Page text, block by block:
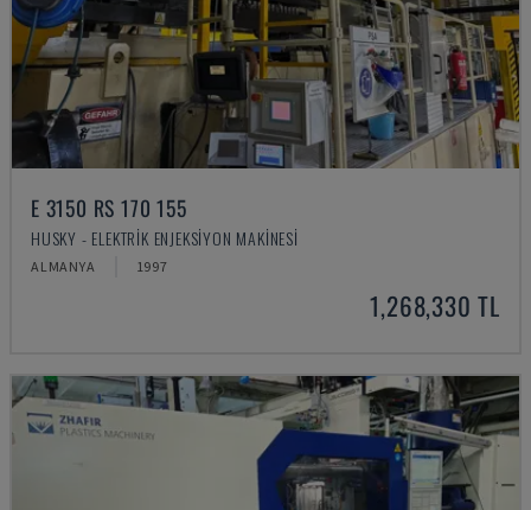
E 3150 RS 170 155
HUSKY - ELEKTRIK ENJEKSIYON MAKINESI
ALMANYA 1997
1,268,330 TL